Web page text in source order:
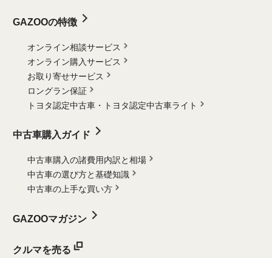
GAZOOの特徴
オンライン相談サービス
オンライン購入サービス
お取り寄せサービス
ロングラン保証
トヨタ認定中古車・
トヨタ認定中古車ライト
中古車購入ガイド
中古車購入の諸費用内訳と相場
中古車の選び方と基礎知識
中古車の上手な買い方
GAZOOマガジン
クルマを売る